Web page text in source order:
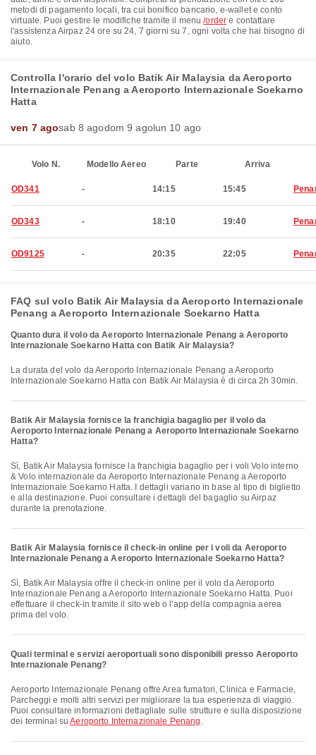
metodi di pagamento locali, tra cui bonifico bancario, e-wallet e conto
virtuale. Puoi gestire le modifiche tramite il menu/order e contattare
l'assistenza Airpaz 24 ore su 24, 7 giorni su 7, ogni volta che hai bisogno di
aiuto.
Controlla l'orario del volo Batik Air Malaysia da Aeroporto
Internazionale Penang a Aeroporto Internazionale Soekarno
Hatta
ven 7 agosab 8 agodom 9 agolun 10 ago
Volo N. Modello Aereo Parte Arriva
OD341 - 14:15 15:45
OD343 - 18:10 19:40
OD9125 - 20:35 22:05
FAQ sul volo Batik Air Malaysia da Aeroporto Internazionale
Penang a Aeroporto Internazionale Soekarno Hatta
Quanto dura il volo da Aeroporto Internazionale Penang a Aeroporto
Internazionale Soekarno Hatta con Batik Air Malaysia?
La durata del volo da Aeroporto Internazionale Penang a Aeroporto
Internazionale Soekarno Hatta con Batik Air Malaysia è di circa 2h 30min.
Batik Air Malaysia fornisce la franchigia bagaglio per il volo da
Aeroporto Internazionale Penang a Aeroporto Internazionale Soekarno
Hatta?
Sì, Batik Air Malaysia fornisce la franchigia bagaglio per i voli Volo interno
& Volo internazionale da Aeroporto Internazionale Penang a Aeroporto
Internazionale Soekarno Hatta. I dettagli variano in base al tipo di biglietto
e alla destinazione. Puoi consultare i dettagli del bagaglio su Airpaz
durante la prenotazione.
Batik Air Malaysia fornisce il check-in online per i voli da Aeroporto
Internazionale Penang a Aeroporto Internazionale Soekarno Hatta?
Sì, Batik Air Malaysia offre il check-in online per il volo da Aeroporto
Internazionale Penang a Aeroporto Internazionale Soekarno Hatta. Puoi
effettuare il check-in tramite il sito web o l'app della compagnia aerea
prima del volo.
Quali terminal e servizi aeroportuali sono disponibili presso Aeroporto
Internazionale Penang?
Aeroporto Internazionale Penang offre Area fumatori, Clinica e Farmacie,
Parcheggi e molti altri servizi per migliorare la tua esperienza di viaggio.
Puoi consultare informazioni dettagliate sulle strutture e sulla disposizione
dei terminal suAeroporto Internazionale Penang .